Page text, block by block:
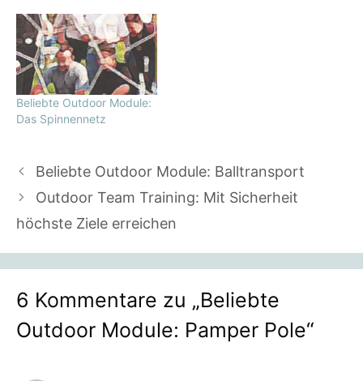
Beliebte Outdoor Module:
Das Spinnennetz
Beliebte Outdoor Module: Balltransport
Outdoor Team Training: Mit Sicherheit
höchste Ziele erreichen
6 Kommentare zu „Beliebte
Outdoor Module: Pamper Pole“